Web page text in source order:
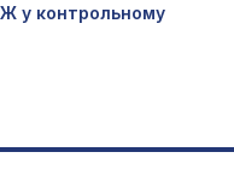
у контрольному